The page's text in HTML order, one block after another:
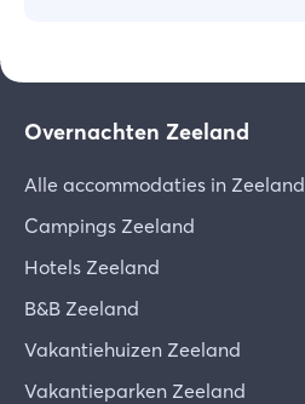
Overnachten Zeeland
Alle accommodaties in Zeeland
Campings Zeeland
Hotels Zeeland
B&B Zeeland
Vakantiehuizen Zeeland
Vakantieparken Zeeland